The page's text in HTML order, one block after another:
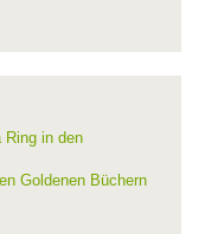
Ring in den
Goldenen Büchern